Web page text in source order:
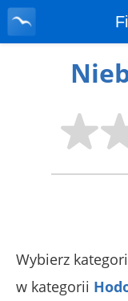
Wybierz
w kategorii